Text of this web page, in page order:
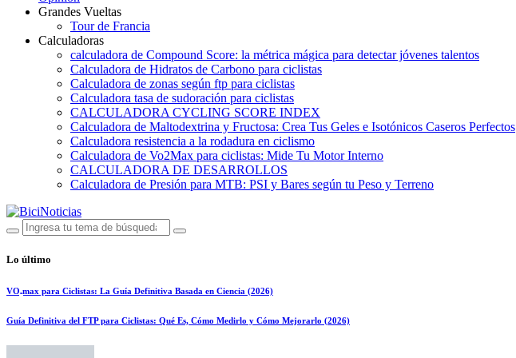
Grandes Vueltas
Tour de Francia
Calculadoras
calculadora de Compound Score: la métrica mágica para detectar jóvenes talentos
Calculadora de Hidratos de Carbono para ciclistas
Calculadora de zonas según ftp para ciclistas
Calculadora tasa de sudoración para ciclistas
CALCULADORA CYCLING SCORE INDEX
Calculadora de Maltodextrina y Fructosa: Crea Tus Geles e Isotónicos Caseros Perfectos
Calculadora resistencia a la rodadura en ciclismo
Calculadora de Vo2Max para ciclistas: Mide Tu Motor Interno
CALCULADORA DE DESARROLLOS
Calculadora de Presión para MTB: PSI y Bares según tu Peso y Terreno
Lo último
VO₂max para Ciclistas: La Guía Definitiva Basada en Ciencia (2026)
Guía Definitiva del FTP para Ciclistas: Qué Es, Cómo Medirlo y Cómo Mejorarlo (2026)